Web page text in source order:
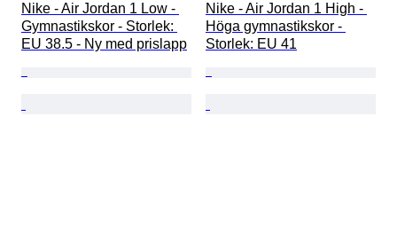
Nike - Air Jordan 1 Low -
Gymnastikskor - Storlek:
EU 38.5 - Ny med prislapp
Nike - Air Jordan 1 High -
Höga gymnastikskor -
Storlek: EU 41